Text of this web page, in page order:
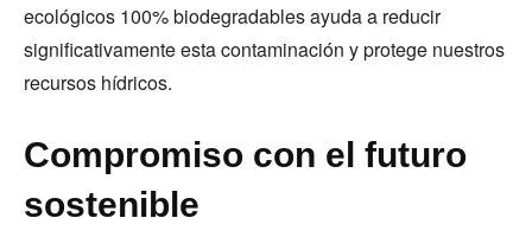
ecológicos 100% biodegradables ayuda a reducir
significativamente esta contaminación y protege nuestros
recursos hídricos.
Compromiso con el futuro
sostenible